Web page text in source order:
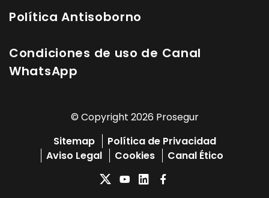
Política Antisoborno
Condiciones de uso de Canal
WhatsApp
© Copyright 2026 Prosegur
Sitemap
Política de Privacidad
Aviso Legal
Cookies Canal Ético